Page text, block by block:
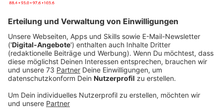
Die Single "Komet" vereint die vielleicht zwei größten
Künstler unterschiedlicher Generationen und ist ein
Mix aus Pop, Rock und Hiphop. Klassische Lindenberg-
Klänge werden mit dem Rap des 25-jährigen
aufstrebenden Megastars verbunden. Für die, die von
Apache 207 noch nicht gehört haben: Er ist ein